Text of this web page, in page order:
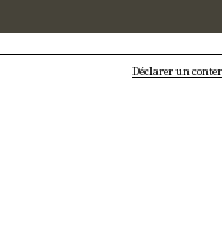
Déclarer un